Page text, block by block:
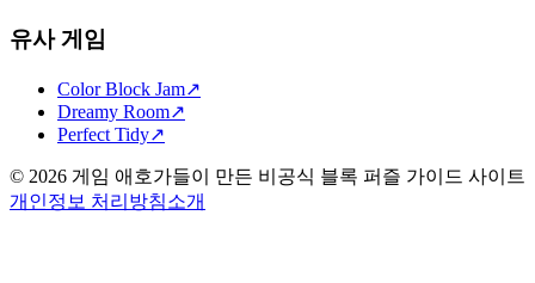
유사 게임
Color Block Jam↗️
Dreamy Room↗️
Perfect Tidy↗️
© 2026 게임 애호가들이 만든 비공식 블록 퍼즐 가이드 사이트
개인정보 처리방침소개